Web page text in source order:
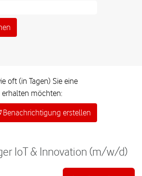
oft (in Tagen) Sie eine
möchten:
Benachrichtigung erstellen
IoT & Innovation (m/w/d)